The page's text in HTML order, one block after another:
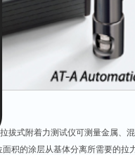
拔式附着力测试仪可测量金属
积的涂层从基体分离所需要的拉